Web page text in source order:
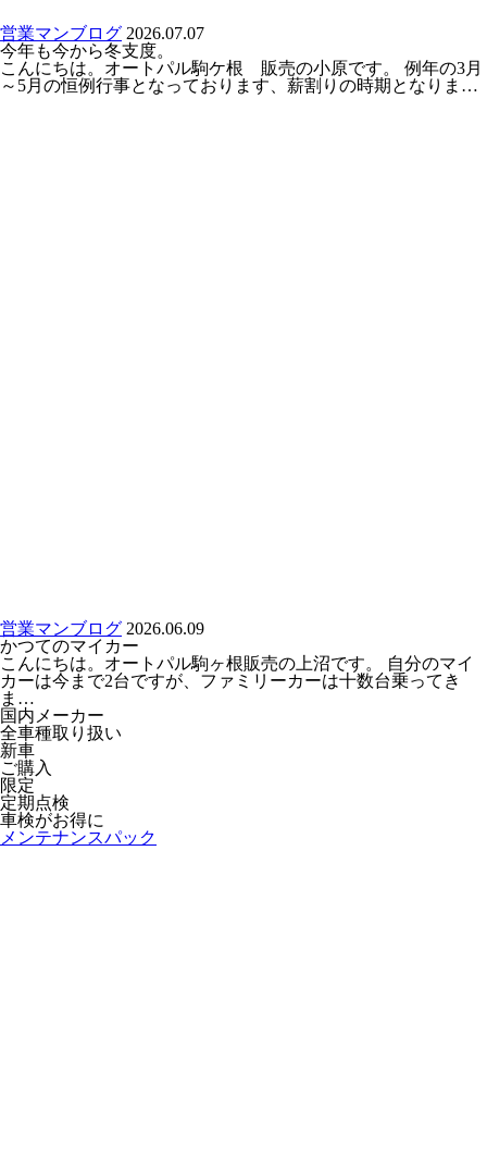
営業マンブログ 2026.07.07
今年も今から冬支度。
こんにちは。オートパル駒ケ根 販売の小原です。 例年の3月
～5月の恒例行事となっております、薪割りの時期となりま…
営業マンブログ 2026.06.09
かつてのマイカー
こんにちは。オートパル駒ヶ根販売の上沼です。 自分のマイ
カーは今まで2台ですが、ファミリーカーは十数台乗ってき
ま…
国内メーカー
全車種取り扱い
新車
ご購入
限定
定期点検
車検がお得に
メンテナンスパック